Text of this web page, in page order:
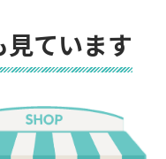
ています